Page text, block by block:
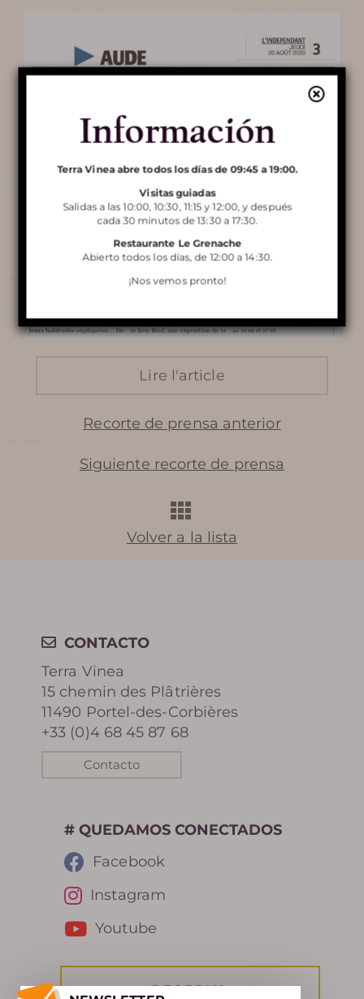
VINEA
Descubre
Terra Vinea
RESTAURANTE LE
GRENACHE
ALQUILAR DE BELVEDERE
Aprende más
REVISTA DE PRENSA
RECOMPENSAS
RESERVA
Lire l'article
Recorte de prensa anterior
Volver a la lista
Siguiente recorte de prensa
CONTACTO
Terra Vinea
15 chemin des Plâtrières
11490 Portel-des-Corbières
+33 (0)4 68 45 87 68
Contacto
RESERVA
# QUEDAMOS CONECTADOS
Facebook
Instagram
Youtube
Información
Terra Vinea abre todos los días de 09:45 a 19:00.
Visitas guiadas
Salidas a las 10:00, 10:30, 11:15 y 12:00, y después
cada 30 minutos de 13:30 a 17:30.
Restaurante Le Grenache
Abierto todos los días, de 12:00 a 14:30.
¡Nos vemos pronto!